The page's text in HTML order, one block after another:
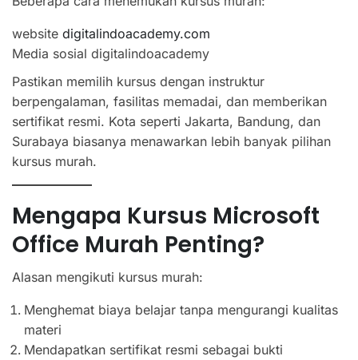
website digitalindoacademy.com
Media sosial digitalindoacademy
Pastikan memilih kursus dengan instruktur
berpengalaman, fasilitas memadai, dan memberikan
sertifikat resmi. Kota seperti Jakarta, Bandung, dan
Surabaya biasanya menawarkan lebih banyak pilihan
kursus murah.
Mengapa Kursus Microsoft
Office Murah Penting?
Alasan mengikuti kursus murah:
Menghemat biaya belajar tanpa mengurangi kualitas
materi
Mendapatkan sertifikat resmi sebagai bukti